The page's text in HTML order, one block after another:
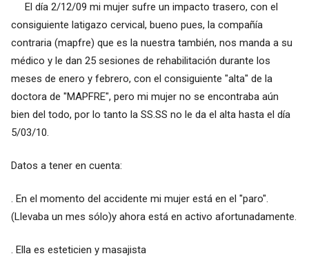
El día 2/12/09 mi mujer sufre un impacto trasero, con el
consiguiente latigazo cervical, bueno pues, la compañía
contraria (mapfre) que es la nuestra también, nos manda a su
médico y le dan 25 sesiones de rehabilitación durante los
meses de enero y febrero, con el consiguiente "alta" de la
doctora de "MAPFRE", pero mi mujer no se encontraba aún
bien del todo, por lo tanto la SS.SS no le da el alta hasta el día
5/03/10.
Datos a tener en cuenta:
. En el momento del accidente mi mujer está en el "paro".
(Llevaba un mes sólo)y ahora está en activo afortunadamente.
. Ella es esteticien y masajista